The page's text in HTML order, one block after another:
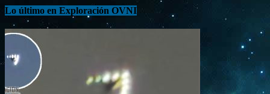
Lo último en Exploración OVNI